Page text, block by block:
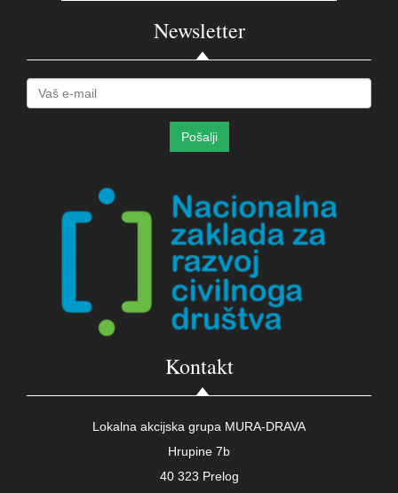
Newsletter
Kontakt
Lokalna akcijska grupa MURA-DRAVA
Hrupine 7b
40 323 Prelog